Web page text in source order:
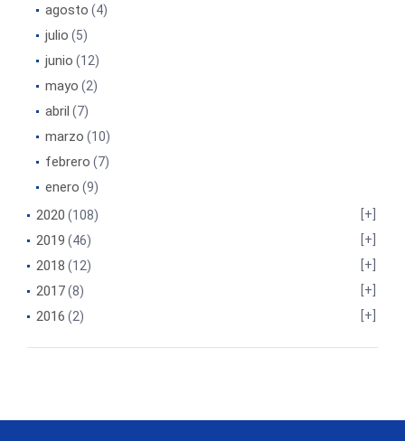
agosto (4)
julio (5)
junio (12)
mayo (2)
abril (7)
marzo (10)
febrero (7)
enero (9)
2020 (108)
2019 (46)
2018 (12)
2017(8)
2016 (2)